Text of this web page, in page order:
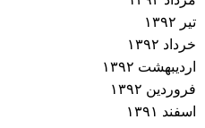
تیر ۱۳۹۲
خرداد ۱۳۹۲
اردیبهشت ۱۳۹۲
فروردین ۱۳۹۲
اسفند ۱۳۹۱